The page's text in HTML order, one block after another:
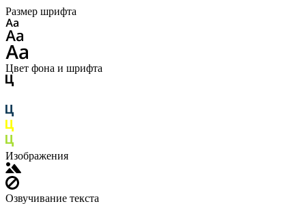
Размер шрифта
Цвет фона и шрифта
Изображения
Озвучивание текста